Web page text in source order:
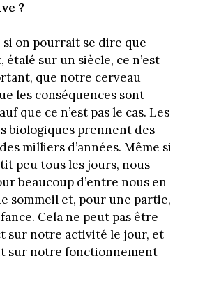
?
si on pourrait se dire que
étalé sur un siècle, ce n’est
que notre cerveau
les conséquences sont
que ce n’est pas le cas. Les
biologiques prennent des
milliers d’années. Même si
peu tous les jours, nous
beaucoup d’entre nous en
sommeil et, pour une partie,
Cela ne peut pas être
sur notre activité le jour, et
sur notre fonctionnement